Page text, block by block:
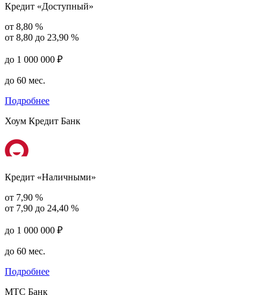
Кредит «Доступный»
от 8,80 %
от 8,80 до 23,90 %
до 1 000 000 ₽
до 60 мес.
Подробнее
Хоум Кредит Банк
Кредит «Наличными»
от 7,90 %
от 7,90 до 24,40 %
до 1 000 000 ₽
до 60 мес.
Подробнее
МТС Банк